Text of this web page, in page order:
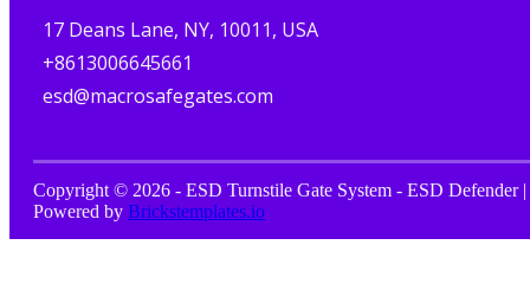
17 Deans Lane, NY, 10011, USA
+8613006645661
esd@macrosafegates.com
Copyright © 2026 - ESD Turnstile Gate System - ESD Defender |
Powered by Brickstemplates.io